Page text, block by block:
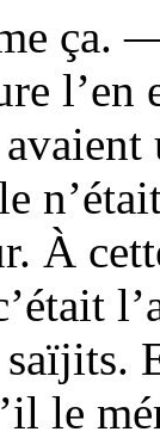
ça.
À
saïjits.
le